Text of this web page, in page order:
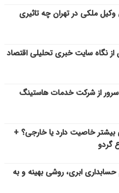
وکیل ملکی در تهران چه تاثیری
از نگاه سایت خبری تحلیلی اقتصاد
از شرکت خدمات هاستینگ
بیشتر خاصیت دارد یا خارجی؟ +
گردو
ابری، روشی بهینه و به